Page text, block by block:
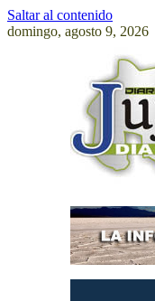
Saltar al contenido
domingo, agosto 9, 2026